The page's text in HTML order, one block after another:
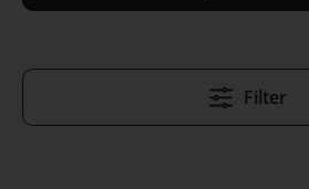
Filter